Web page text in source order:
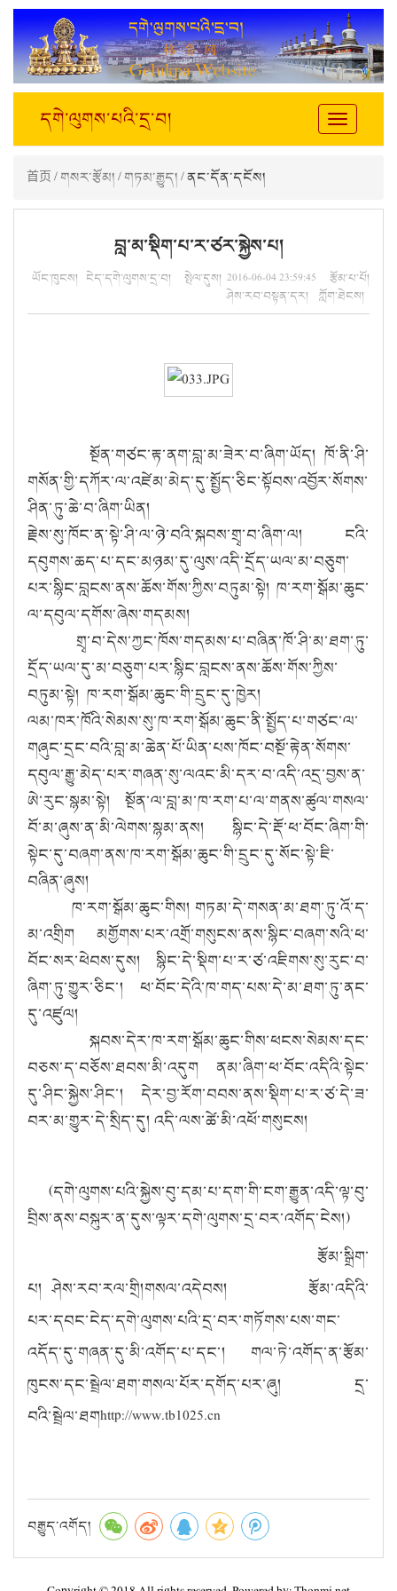
Toggle
navigation
དགེ་ལུགས་པའི་དྲ་བ།
首页/གསར་རྩོམ།/གཏམ་རྒྱུད།/ ནང་དོན་དངོས།
བླ་མ་སྡིག་པ་ར་ཙར་སྐྱེས་པ།
ཡོང་ཁུངས། ངེད་དགེ་ལུགས་དྲ་བ། སྤེལ་དུས། 2016-06-04 23:59:45 རྩོམ་པ་པོ།
ཤེས་རབ་བསྟན་དར། ཀློག་ཐེངས།
སྔོན་གཙང་རྟ་ནག་བླ་མ་ཟེར་བ་ཞིག་ཡོད། ཁོ་ནི་ཤི་
གསོན་གྱི་དཀོར་ལ་འཛེམ་མེད་དུ་སྤྱོད་ཅིང་སྟོབས་འབྱོར་སོགས་
ཤིན་ཏུ་ཆེ་བ་ཞིག་ཡིན།
རྗེས་སུ་ཁོང་ན་སྟེ་ཤི་ལ་ཉེ་བའི་སྐབས་གྲྭ་བ་ཞིག་ལ། ངའི་
དབུགས་ཆད་པ་དང་མཉམ་དུ་ལུས་འདི་དྲོད་ཡལ་མ་བཅུག་
པར་སྙིང་བླངས་ནས་ཆོས་གོས་ཀྱིས་བཏུམ་སྟེ། ཁ་རག་སྒོམ་ཆུང་
ལ་དབུལ་དགོས་ཞེས་གདམས།
གྲྭ་བ་དེས་ཀྱང་ཁོས་གདམས་པ་བཞིན་ཁོ་ཤི་མ་ཐག་ཏུ་
དྲོད་ཡལ་དུ་མ་བཅུག་པར་སྙིང་བླངས་ནས་ཆོས་གོས་ཀྱིས་
བཏུམ་སྟེ། ཁ་རག་སྒོམ་ཆུང་གི་དྲུང་དུ་ཁྱེར།
ལམ་ཁར་ཁོའི་སེམས་སུ་ཁ་རག་སྒོམ་ཆུང་ནི་སྤྱོད་པ་གཙང་ལ་
གཞུང་དྲང་བའི་བླ་མ་ཆེན་པོ་ཡིན་པས་ཁོང་བསྔོ་རྟེན་སོགས་
དབུལ་རྒྱུ་མེད་པར་གཞན་སུ་ལའང་མི་དར་བ་འདི་འདྲ་བྱས་ན་
ཨེ་རུང་སྙམ་སྟེ། སྔོན་ལ་བླ་མ་ཁ་རག་པ་ལ་གནས་ཚུལ་གསལ་
བོ་མ་ཞུས་ན་མི་ལེགས་སྙམ་ནས། སྙིང་དེ་རྡོ་ཕ་བོང་ཞིག་གི་
སྟེང་དུ་བཞག་ནས་ཁ་རག་སྒོམ་ཆུང་གི་དྲུང་དུ་སོང་སྟེ་ཇི་
བཞིན་ཞུས།
ཁ་རག་སྒོམ་ཆུང་གིས། གཏམ་དེ་གསན་མ་ཐག་ཏུ་འོ་ད་
མ་འགྲིག མགྱོགས་པར་འགྲོ་གསུངས་ནས་སྙིང་བཞག་སའི་ཕ་
བོང་སར་ཕེབས་དུས། སྙིང་དེ་སྡིག་པ་ར་ཙ་འཇིགས་སུ་རུང་བ་
ཞིག་ཏུ་གྱུར་ཅིང་། ཕ་བོང་དེའི་ཁ་གད་པས་དེ་མ་ཐག་ཏུ་ནང་
དུ་འཛུལ།
སྐབས་དེར་ཁ་རག་སྒོམ་ཆུང་གིས་ཕངས་སེམས་དང་
བཅས་ད་བཅོས་ཐབས་མི་འདུག ནམ་ཞིག་ཕ་བོང་འདིའི་སྟེང་
དུ་ཤིང་སྐྱེས་ཤིང་། དེར་བྱ་རོག་བབས་ནས་སྡིག་པ་ར་ཙ་དེ་ཟ་
བར་མ་གྱུར་དེ་སྲིད་དུ། འདི་ལས་ཚེ་མི་འཕོ་གསུངས།
(དགེ་ལུགས་པའི་སྐྱེས་བུ་དམ་པ་དག་གི་ངག་རྒྱུན་འདི་ལྟ་བུ་
བྲིས་ནས་བསྐུར་ན་དུས་ལྟར་དགེ་ལུགས་དྲ་བར་འགོད་ངེས།)
རྩོམ་སྒྲིག་
པ། ཤེས་རབ་རལ་གྲི།གསལ་འདེབས། རྩོམ་འདིའི་
པར་དབང་ངེད་དགེ་ལུགས་པའི་དྲ་བར་གཏོགས་པས་གང་
འདོད་དུ་གཞན་དུ་མི་འགོད་པ་དང་། གལ་ཏེ་འགོད་ན་རྩོམ་
ཁུངས་དང་སྦྲེལ་ཐག་གསལ་པོར་དགོད་པར་ཞུ། དྲ་
བའི་སྦྲེལ་ཐགhttp://www.tb1025.cn
བརྒྱུད་འགོད།